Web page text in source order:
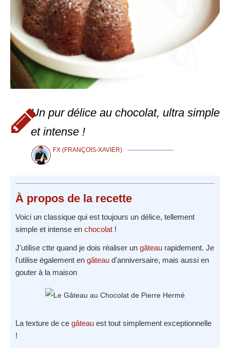
Un pur délice au chocolat, ultra simple
et intense !
FX (FRANÇOIS-XAVIER)
À propos de la recette
Voici un classique qui est toujours un délice, tellement
simple et intense en chocolat !
J'utilise ctte quand je dois réaliser un gâteau rapidement. Je
l'utilise également en gâteau d'anniversaire, mais aussi en
gouter à la maison
La texture de ce gâteau est tout simplement exceptionnelle
!